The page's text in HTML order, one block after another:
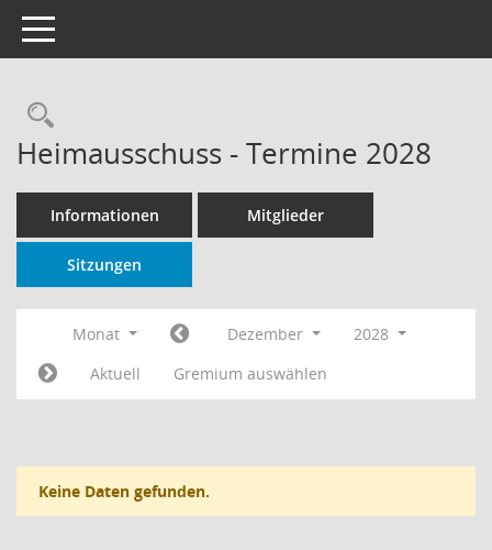
Toggle navigation
Rechercheauswahl
Heimausschuss - Termine 2028
Informationen Mitglieder
Sitzungen
Monat Dezember
2028
Aktuell
Gremium auswählen
Keine Daten gefunden.